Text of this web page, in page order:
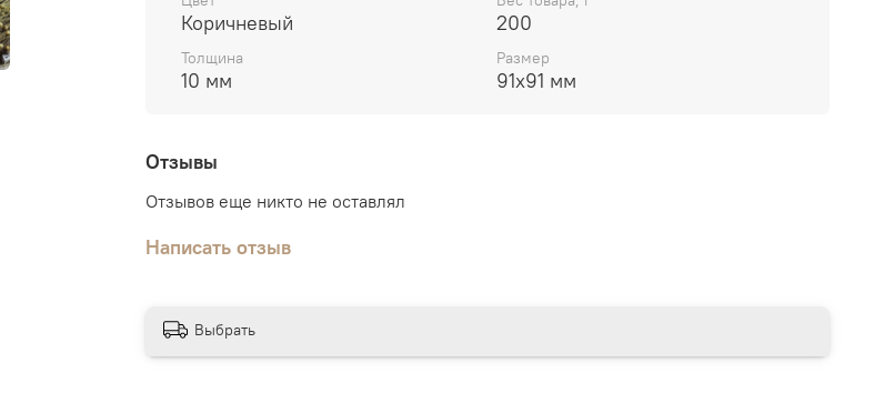
Коричневый 200
Толщина
10 мм
Размер
91х91 мм
Отзывы
Отзывов еще никто не оставлял
Написать отзыв
Выбрать